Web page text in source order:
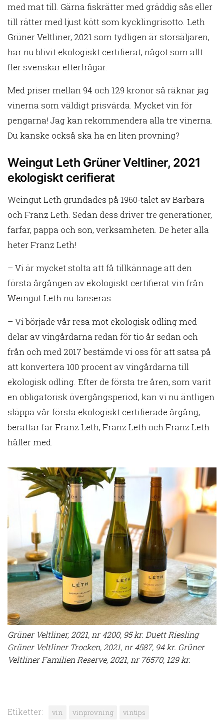
med mat till. Gärna fiskrätter med gräddig sås eller
till rätter med ljust kött som kycklingrisotto. Leth
Grüner Veltliner, 2021 som tydligen är storsäljaren,
har nu blivit ekologiskt certifierat, något som allt
fler svenskar efterfrågar.
Med priser mellan 94 och 129 kronor så räknar jag
vinerna som väldigt prisvärda. Mycket vin för
pengarna! Jag kan rekommendera alla tre vinerna.
Du kanske också ska ha en liten provning?
Weingut Leth Grüner Veltliner, 2021
ekologiskt cerifierat
Weingut Leth grundades på 1960-talet av Barbara
och Franz Leth. Sedan dess driver tre generationer,
farfar, pappa och son, verksamheten. De heter alla
heter Franz Leth!
– Vi är mycket stolta att få tillkännage att den
första årgången av ekologiskt certifierat vin från
Weingut Leth nu lanseras.
– Vi började vår resa mot ekologisk odling med
delar av vingårdarna redan för tio år sedan och
från och med 2017 bestämde vi oss för att satsa på
att konvertera 100 procent av vingårdarna till
ekologisk odling. Efter de första tre åren, som varit
en obligatorisk övergångsperiod, kan vi nu äntligen
släppa vår första ekologiskt certifierade årgång,
berättar far Franz Leth, Franz Leth och Franz Leth
håller med.
Grüner Veltliner, 2021, nr 4200, 95 kr. Duett Riesling
Grüner Veltliner Trocken, 2021, nr 4587, 94 kr. Grüner
Veltliner Familien Reserve, 2021, nr 76570, 129 kr.
Etiketter: vin vinprovning vintips